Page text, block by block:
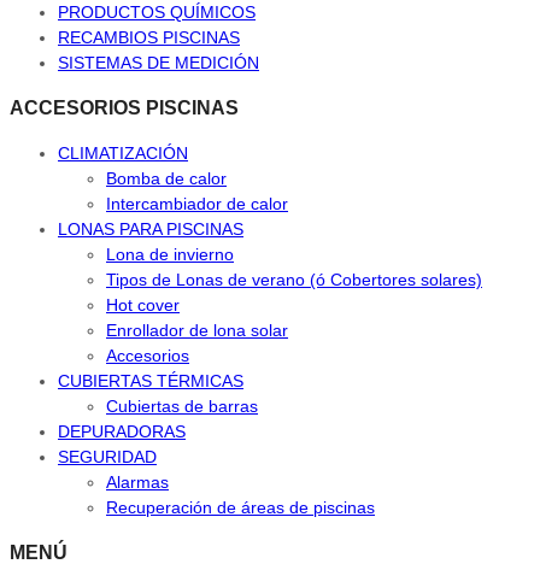
PRODUCTOS QUÍMICOS
RECAMBIOS PISCINAS
SISTEMAS DE MEDICIÓN
ACCESORIOS PISCINAS
CLIMATIZACIÓN
Bomba de calor
Intercambiador de calor
LONAS PARA PISCINAS
Lona de invierno
Tipos de Lonas de verano (ó Cobertores solares)
Hot cover
Enrollador de lona solar
Accesorios
CUBIERTAS TÉRMICAS
Cubiertas de barras
DEPURADORAS
SEGURIDAD
Alarmas
Recuperación de áreas de piscinas
MENÚ